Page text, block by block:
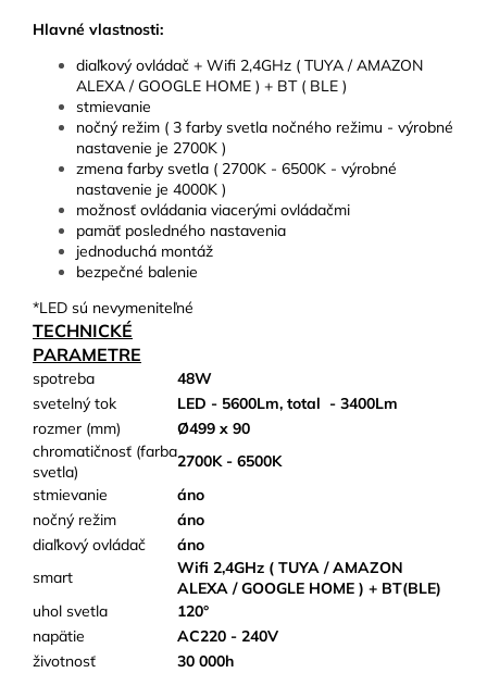
Hlavné vlastnosti:
diaľkový ovládač + Wifi 2,4GHz ( TUYA / AMAZON
ALEXA / GOOGLE HOME ) + BT ( BLE )
stmievanie
nočný režim ( 3 farby svetla nočného režimu - výrobné
nastavenie je 2700K )
zmena farby svetla ( 2700K - 6500K - výrobné
nastavenie je 4000K )
možnosť ovládania viacerými ovládačmi
pamäť posledného nastavenia
jednoduchá montáž
bezpečné balenie
*LED sú nevymeniteľné
TECHNICKÉ
PARAMETRE
spotreba
48W
svetelný tok
LED - 5600Lm, total - 3400Lm
rozmer (mm)
Ø499 x 90
chromatičnosť (farba
svetla)
2700K - 6500K
stmievanie
áno
nočný režim
áno
diaľkový ovládač
áno
smart
Wifi 2,4GHz ( TUYA / AMAZON
ALEXA / GOOGLE HOME ) + BT(BLE)
uhol svetla
120°
napätie
AC220 - 240V
životnosť
30 000h